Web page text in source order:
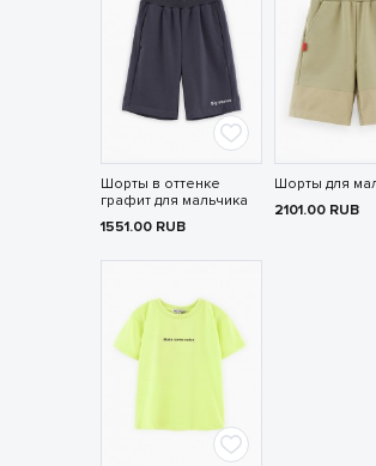
Шорты в оттенке
графит для мальчика
1551.00 RUB
Шорты для
2101.00 RUB